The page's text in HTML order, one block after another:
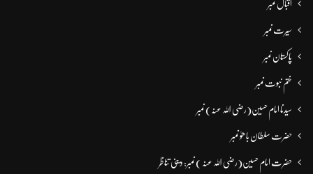
اقبال نمبر
سیرت نمبر
پاکستان نمبر
ختم نبوت نمبر
سیدنا امام حسین(رضی اللہ عنہ) نمبر
حضرت سلطان باھوؒ نمبر
حضرت امام حسین(رضی اللہ عنہ ) نمبر: دینی تناظر